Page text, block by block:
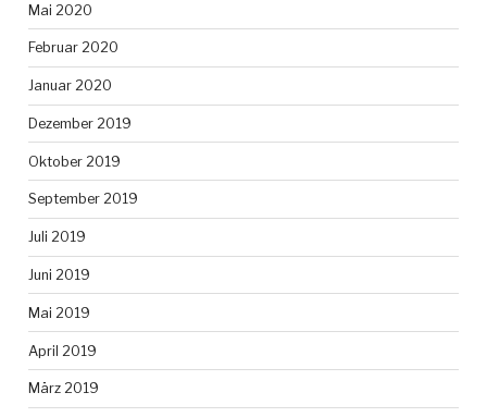
Mai 2020
Februar 2020
Januar 2020
Dezember 2019
Oktober 2019
September 2019
Juli 2019
Juni 2019
Mai 2019
April 2019
März 2019